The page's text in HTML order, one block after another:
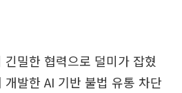
밀한 협력으로 덜미가 잡혔
발한 AI 기반 불법 유통 차단